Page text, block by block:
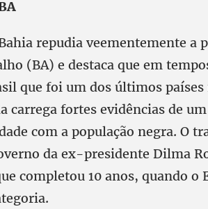
repudia veementemente a
(BA) e destaca que em
que foi um dos últimos
carrega fortes evidências de
com a população negra. O
da ex-presidente Dilma
completou 10 anos, quando